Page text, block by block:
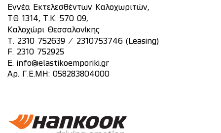
Εννέα Εκτελεσθέντων Καλοχωριτών,
ΤΘ 1314, Τ.Κ. 570 09,
Καλοχώρι Θεσσαλονίκης
T. 2310 752639 /
2310753746 (Leasing)
F. 2310 752925
E.
info@elastikoemporiki.gr
Αρ. Γ.Ε.ΜΗ: 058283804000